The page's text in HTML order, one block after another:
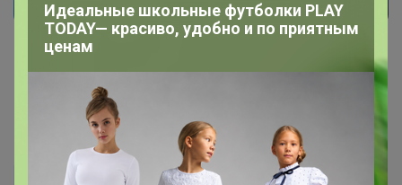
Главная
Члены клуба
Nadezda 1987
Nadezda 1987
Идеальные школьные футболки PLAY
TODAY— красиво, удобно и по приятным
ценам